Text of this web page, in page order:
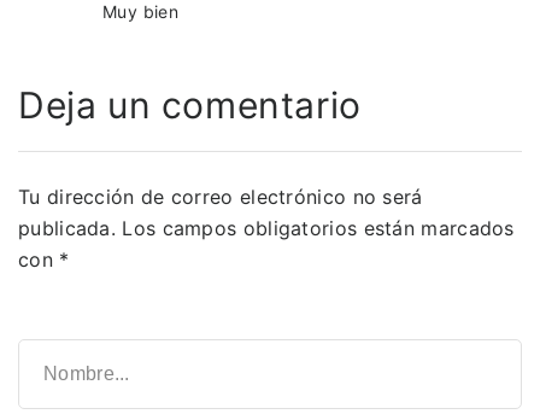
Muy bien
Deja un comentario
Tu dirección de correo electrónico no será
publicada. Los campos obligatorios están marcados
con *